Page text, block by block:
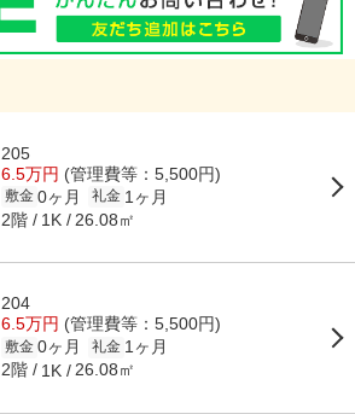
205
6.5万円 (管理費等：5,500円)
敷金 0ヶ月 礼金 1ヶ月
2階 1K 26.08㎡
204
6.5万円 (管理費等：5,500円)
敷金 0ヶ月 礼金 1ヶ月
2階 1K 26.08㎡